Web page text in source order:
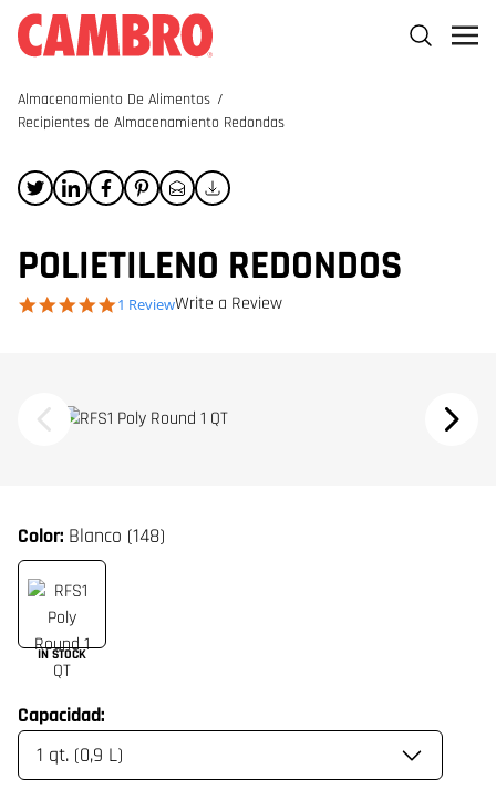
Almacenamiento De Alimentos /
Recipientes de Almacenamiento Redondas
POLIETILENO REDONDOS
5.0 star rating
1 ReviewWrite a Review
Color: Blanco (148)
IN STOCK
Capacidad: